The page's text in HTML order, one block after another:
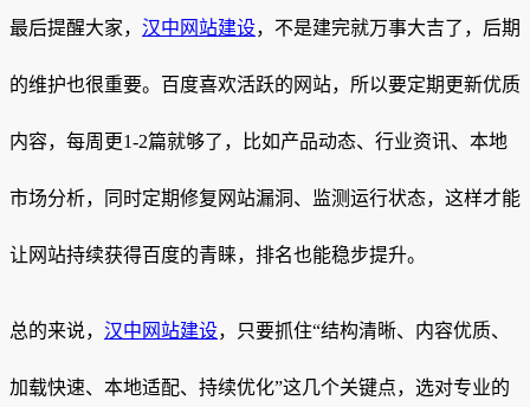
最后提醒大家， 汉中网站建设，不是建完就万事大吉了，后期
的维护也很重要。百度喜欢活跃的网站，所以要定期更新优质
内容，每周更1-2篇就够了，比如产品动态、行业资讯、本地
市场分析，同时定期修复网站漏洞、监测运行状态，这样才能
让网站持续获得百度的青睐，排名也能稳步提升。
总的来说， 汉中网站建设，只要抓住“结构清晰、内容优质、
加载快速、本地适配、持续优化”这几个关键点，选对专业的